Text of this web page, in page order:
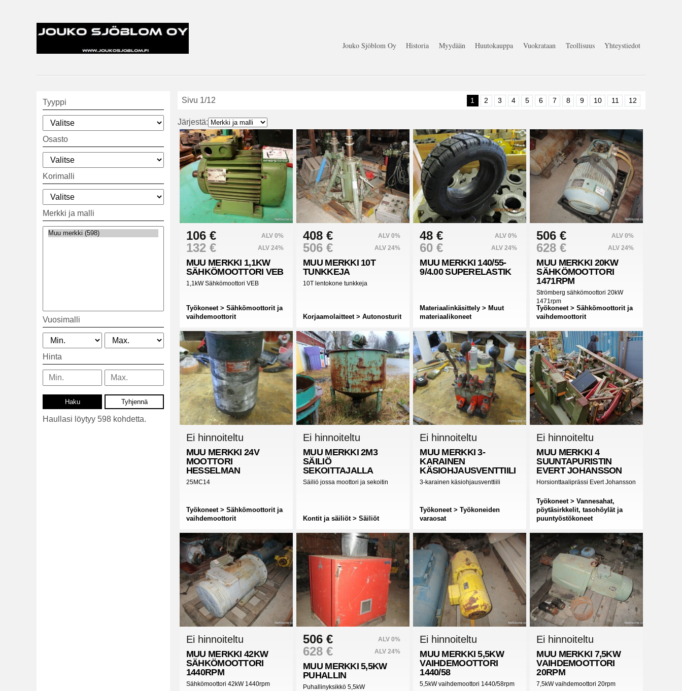
Jouko Sjöblom Oy Historia Myydään Huutokauppa Vuokrataan Teollisuus Yhteystiedot
Tyyppi
Osasto
Korimalli
Merkki ja malli
Vuosimalli
Hinta
Haullasi löytyy 598 kohdetta.
Sivu 1/12 1 2 3 4 5 6 7 8 9 10 11 12
Järjestä:
106 € ALV 0%
132 € ALV 24%
MUU MERKKI 1,1KW
SÄHKÖMOOTTORI VEB
1,1kW Sähkömoottori VEB
Työkoneet > Sähkömoottorit ja
vaihdemoottorit
408 € ALV 0%
506 € ALV 24%
MUU MERKKI 10T
TUNKKEJA
10T lentokone tunkkeja
Korjaamolaitteet > Autonosturit
48 € ALV 0%
60 € ALV 24%
MUU MERKKI 140/55-
9/4.00 SUPERELASTIK
Materiaalinkäsittely > Muut
materiaalikoneet
506 € ALV 0%
628 € ALV 24%
MUU MERKKI 20KW
SÄHKÖMOOTTORI
1471RPM
Strömberg sähkömoottori 20kW
1471rpm
Työkoneet > Sähkömoottorit ja
vaihdemoottorit
Ei hinnoiteltu
MUU MERKKI 24V
MOOTTORI
HESSELMAN
25MC14
Työkoneet > Sähkömoottorit ja
vaihdemoottorit
Ei hinnoiteltu
MUU MERKKI 2M3
SÄILIÖ
SEKOITTAJALLA
Säiliö jossa moottori ja sekoitin
Kontit ja säiliöt > Säiliöt
Ei hinnoiteltu
MUU MERKKI 3-
KARAINEN
KÄSIOHJAUSVENTTIILI
3-karainen käsiohjausventtiili
Työkoneet > Työkoneiden
varaosat
Ei hinnoiteltu
MUU MERKKI 4
SUUNTAPURISTIN
EVERT JOHANSSON
Horsionttaaliprässi Evert Johansson
Työkoneet > Vannesahat,
pöytäsirkkelit, tasohöylät ja
puuntyöstökoneet
Ei hinnoiteltu
MUU MERKKI 42KW
SÄHKÖMOOTTORI
1440RPM
Sähkömoottori 42kW 1440rpm
506 € ALV 0%
628 € ALV 24%
MUU MERKKI 5,5KW
PUHALLIN
Puhallinyksikkö 5,5kW
Ei hinnoiteltu
MUU MERKKI 5,5KW
VAIHDEMOOTTORI
1440/58
5,5kW vaihdemoottori 1440/58rpm
Ei hinnoiteltu
MUU MERKKI 7,5KW
VAIHDEMOOTTORI
20RPM
7,5kW vaihdemoottori 20rpm